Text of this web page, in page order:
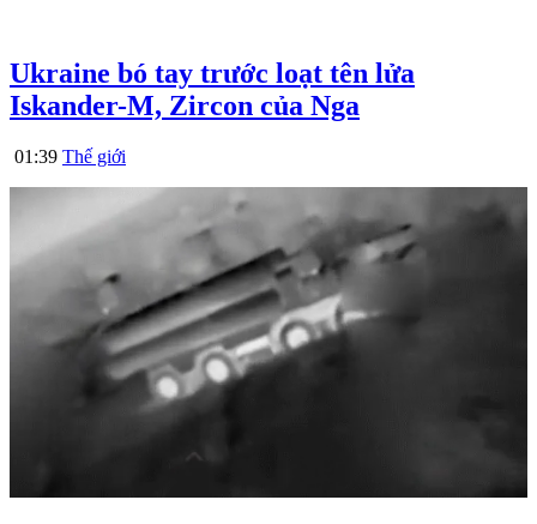
Ukraine bó tay trước loạt tên lửa
Iskander-M, Zircon của Nga
01:39 Thế giới